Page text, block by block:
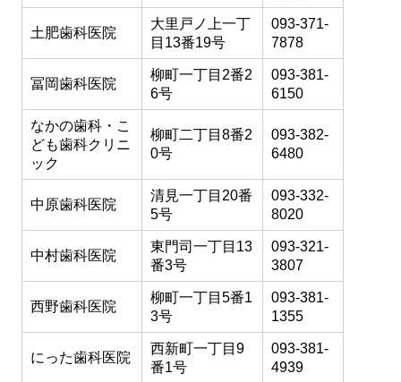
土肥歯科医院
大里戸ノ上一丁
目13番19号
093-371-
7878
冨岡歯科医院
柳町一丁目2番2
6号
093-381-
6150
なかの歯科・こ
ども歯科クリニ
ック
柳町二丁目8番2
0号
093-382-
6480
中原歯科医院
清見一丁目20番
5号
093-332-
8020
中村歯科医院
東門司一丁目13
番3号
093-321-
3807
西野歯科医院
柳町一丁目5番1
3号
093-381-
1355
にった歯科医院
西新町一丁目9
番1号
093-381-
4939